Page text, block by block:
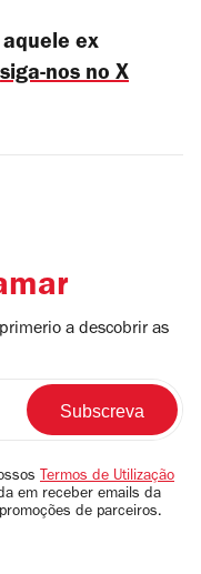
ex
siga-nos no X
a descobrir as
Termos de Utilização
em receber emails da
de parceiros.